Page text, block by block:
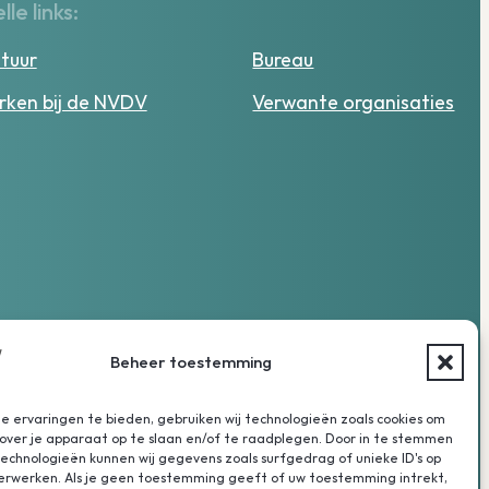
Beheer toestemming
ervaringen te bieden, gebruiken wij technologieën zoals cookies om
je apparaat op te slaan en/of te raadplegen. Door in te stemmen
kunnen wij gegevens zoals surfgedrag of unieke ID's op
Als je geen toestemming geeft of uw toestemming intrekt,
links:
Bureau
bij de NVDV
Verwante organisaties